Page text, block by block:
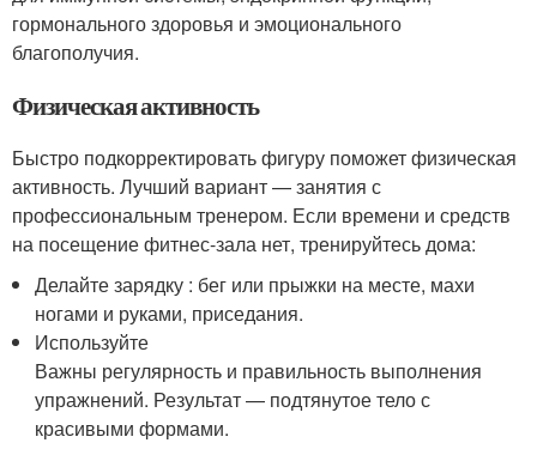
гормонального здоровья и эмоционального
благополучия.
Физическая активность
Быстро подкорректировать фигуру поможет физическая
активность. Лучший вариант — занятия с
профессиональным тренером. Если времени и средств
на посещение фитнес-зала нет, тренируйтесь дома:
Делайте зарядку : бег или прыжки на месте, махи
ногами и руками, приседания.
Используйте
Важны регулярность и правильность выполнения
упражнений. Результат — подтянутое тело с
красивыми формами.